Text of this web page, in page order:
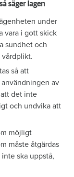
säger lagen
under
vara i gott skick
sundhet och
så att
av
det inte
och undvika att
möjligt
måste åtgärdas
ska uppstå,